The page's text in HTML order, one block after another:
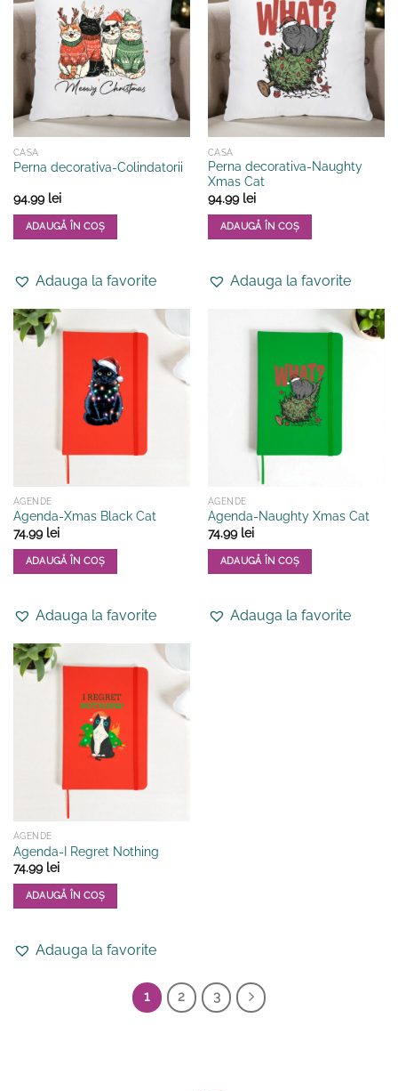
CASA
Perna decorativa-Colindatorii
94.99 lei
ADAUGĂ ÎN COȘ
Adauga la favorite
CASA
Perna decorativa-Naughty
Xmas Cat
94.99 lei
ADAUGĂ ÎN COȘ
Adauga la favorite
AGENDE
Agenda-Xmas Black Cat
74.99 lei
ADAUGĂ ÎN COȘ
Adauga la favorite
AGENDE
Agenda-Naughty Xmas Cat
74.99 lei
ADAUGĂ ÎN COȘ
Adauga la favorite
AGENDE
Agenda-I Regret Nothing
74.99 lei
ADAUGĂ ÎN COȘ
Adauga la favorite
1 2 3